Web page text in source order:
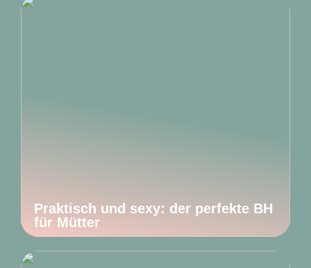
Praktisch und sexy: der perfekte BH
für Mütter